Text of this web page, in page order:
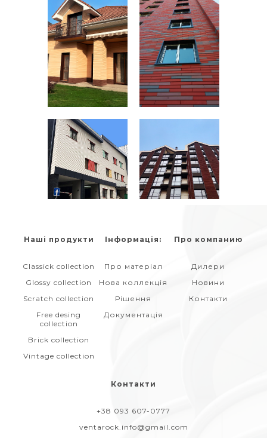
Наші продукти
Classick collection
Glossy collection
Scratch collection
Free desing
collection
Brick collection
Vintage collection
Інформація:
Про матеріал
Нова коллекція
Рішення
Документація
Про компанию
Дилери
Новини
Контакти
Контакти
+38 093 607-0777
ventarock.info@gmail.com